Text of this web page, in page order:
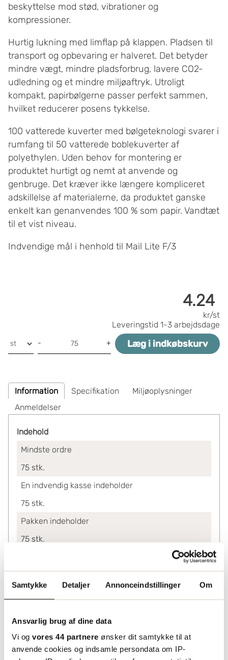
Samtykke Detaljer Annonceindstillinger Om
Ansvarlig brug af dine data
Vi og vores 44 partnere ønsker dit samtykke til at
anvende cookies og indsamle persondata om IP-
beskyttelse mod stød, vibrationer og
kompressioner.
Hurtig lukning med limflap på klappen. Pladsen til
transport og opbevaring er halveret. Det betyder
mindre vægt, mindre pladsforbrug, lavere CO2-
udledning og et mindre miljøaftryk. Utroligt
kompakt, papirbølgerne passer perfekt sammen,
hvilket reducerer posens tykkelse.
100 vatterede kuverter med bølgeteknologi svarer i
rumfang til 50 vatterede boblekuverter af
polyethylen. Uden behov for montering er
produktet hurtigt og nemt at anvende og
genbruge. Det kræver ikke længere kompliceret
adskillelse af materialerne, da produktet ganske
enkelt kan genanvendes 100 % som papir. Vandtæt
til et vist niveau.
Indvendige mål i henhold til Mail Lite F/3
4.24
kr/st
Leveringstid 1-3 arbejdsdage
- + Læg i indkøbskurv
Information Specifikation
Miljøoplysninger
Anmeldelser
Indehold
Mindste ordre
75 stk.
En indvendig kasse indeholder
75 stk.
Pakken indeholder
75 stk.
1125 stk.
Ved køb af
560-1050
1125+
3.64